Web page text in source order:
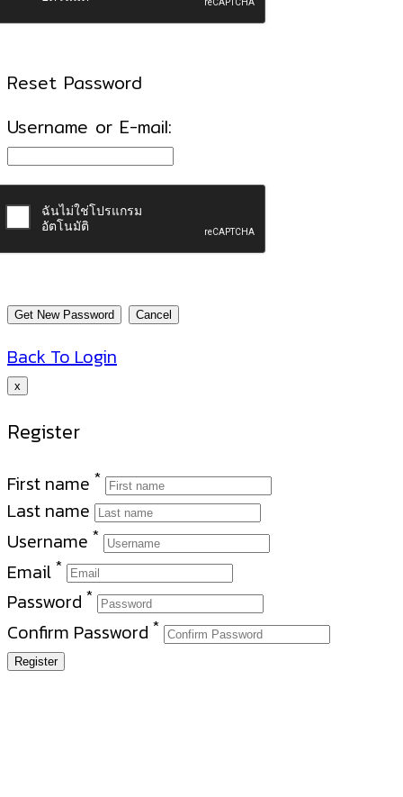
Reset Password
Username or E-mail:
Back To Login
x
Register
First name *
Last name
Username *
Email *
Password *
Confirm Password *
Register